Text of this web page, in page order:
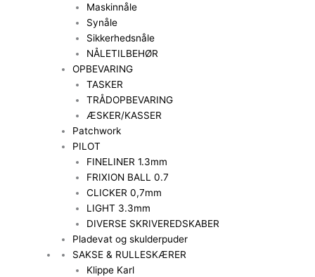
Maskinnåle
Synåle
Sikkerhedsnåle
NÅLETILBEHØR
OPBEVARING
TASKER
TRÅDOPBEVARING
ÆSKER/KASSER
Patchwork
PILOT
FINELINER 1.3mm
FRIXION BALL 0.7
CLICKER 0,7mm
LIGHT 3.3mm
DIVERSE SKRIVEREDSKABER
Pladevat og skulderpuder
SAKSE & RULLESKÆRER
Klippe Karl